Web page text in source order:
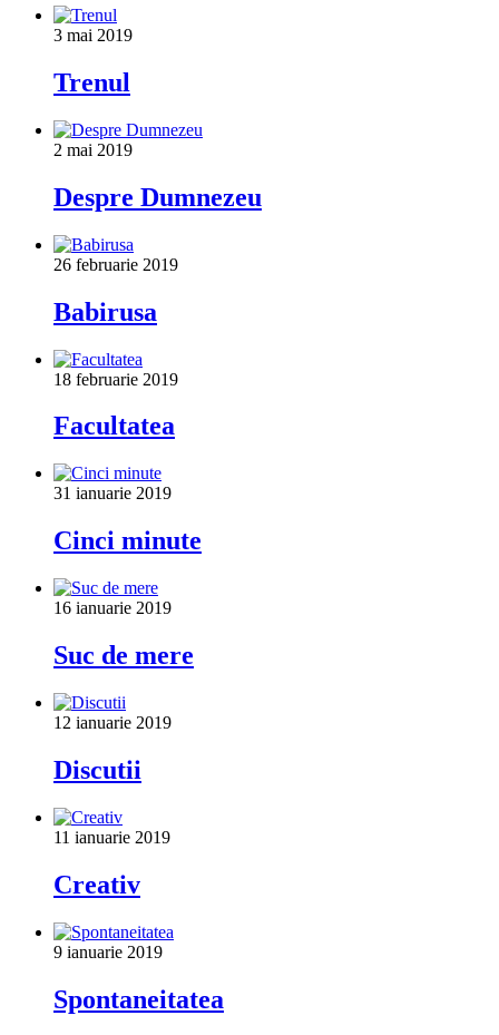
3 mai 2019
Trenul
2 mai 2019
Despre Dumnezeu
26 februarie 2019
Babirusa
18 februarie 2019
Facultatea
31 ianuarie 2019
Cinci minute
16 ianuarie 2019
Suc de mere
12 ianuarie 2019
Discutii
11 ianuarie 2019
Creativ
9 ianuarie 2019
Spontaneitatea